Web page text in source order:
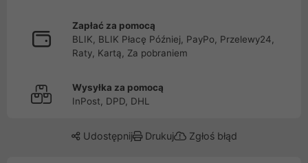
Zapłać za pomocą
BLIK, BLIK Płacę Później, PayPo, Przelewy24,
Raty, Kartą, Za pobraniem
Wysyłka za pomocą
InPost, DPD, DHL
Udostępnij Drukuj Zgłoś błąd